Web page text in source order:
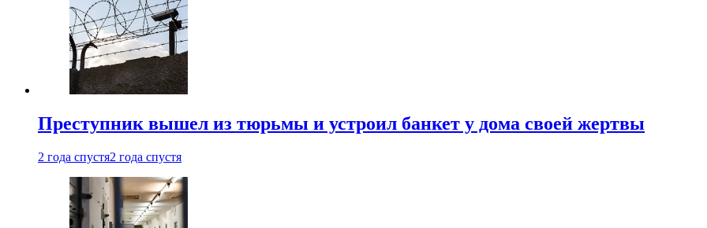
Преступник вышел из тюрьмы и устроил банкет у дома своей жертвы
2 года спустя2 года спустя